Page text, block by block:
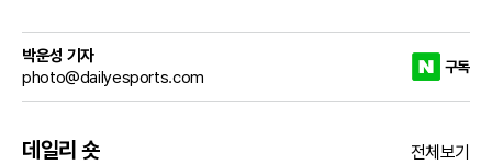
박운성 기자
photo@dailyesports.com
구독
데일리 숏 전체보기